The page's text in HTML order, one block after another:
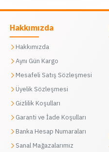
Hakkımızda
Hakkımızda
Aynı Gün Kargo
Mesafeli Satış Sözleşmesi
Üyelik Sözleşmesi
Gizlilik Koşulları
Garanti ve İade Koşulları
Banka Hesap Numaraları
Sanal Mağazalarımız